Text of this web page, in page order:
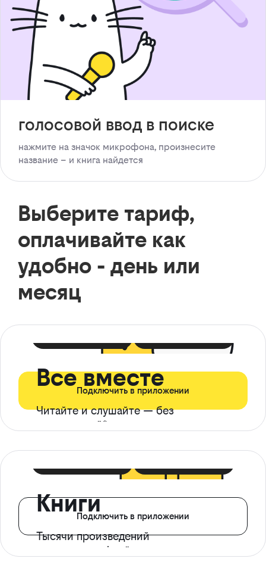
голосовой ввод в поиске
нажмите на значок микрофона, произнесите
название – и книга найдется
Выберите тариф,
оплачивайте как
удобно - день или
месяц
Все вместе
Читайте и слушайте — без
ограничений*
Подключить в приложении
Книги
Тысячи произведений
с доступом офлайн
Подключить в приложении